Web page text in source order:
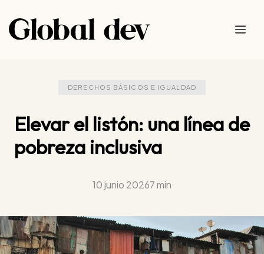
contenido
DERECHOS BÁSICOS E IGUALDAD
Elevar el listón: una línea de
pobreza inclusiva
10 junio 20267 min